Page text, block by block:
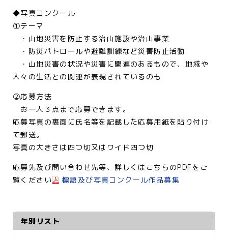
◆写真コンクール
①テーマ
・山地災害を防止する治山施設や治山事業
・防災パトロールや避難訓練など災害防止活動
・山地災害の状況や災害に関連のあるもので、地域や
人々の生活との関連が表現されているのも
②応募方法
お一人３点まで応募できます。
応募写真の裏面に氏名等を記載した応募用紙を貼り付け
て郵送。
写真の大きさは四つ切又はワイド四つ切
応募先及び問い合わせ先等、詳しくはこちらのPDFをご
覧ください
標語及び写真コンクール作品募集
年別リスト